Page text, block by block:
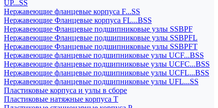
UP...SS
Нержавеющие фланцевые корпуса F...SS
Нержавеющие Фланцевые корпуса FL...BSS
Нержавеющие Фланцевые подшипниковые узлы SSBPF
Нержавеющие Фланцевые подшипниковые узлы SSBPFL
Нержавеющие Фланцевые подшипниковые узлы SSBPFT
Нержавеющие фланцевые подшипниковые узлы UCF...BSS
Нержавеющие фланцевые подшипниковые узлы UCFC...BSS
Нержавеющие фланцевые подшипниковые узлы UCFL...BSS
Нержавеющие фланцевые подшипниковые узлы UFL...SS
Пластиковые корпуса и узлы в сборе
Пластиковые натяжные корпуса T